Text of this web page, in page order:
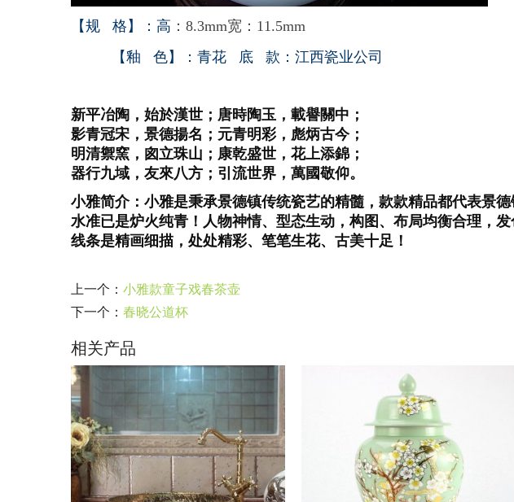
【规 格】：高 ：8.3mm宽：11.5mm
【釉 色】：青花 底 款：江西瓷业公司
新平冶陶，始於漢世；唐時陶玉，載譽關中；
影青冠宋，景德揚名；元青明彩，彪炳古今；
明清禦窯，囪立珠山；康乾盛世，花上添錦；
器行九域，友來八方；引流世界，萬國敬仰。
小雅简介：小雅是秉承景德镇传统瓷艺的精髓，款款精品都代表景
水准已是炉火纯青！人物神情、型态生动，构图、布局均衡合理，发
线条是精画细描，处处精彩、笔笔生花、古美十足！
上一个： 小雅款童子戏春茶壶
下一个： 春晓公道杯
相关产品